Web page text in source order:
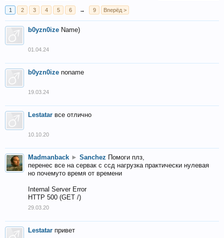
1 2 3 4 5 6 → 9 Вперёд >
b0yzn0ize Name)
01.04.24
b0yzn0ize noname
19.03.24
Lestatar все отлично
10.10.20
Madmanback ► Sanchez Помоги плз,
перенес все на сервак с ссд нагрузка практически нулевая
но почемуто время от времени
Internal Server Error
HTTP 500 (GET /)
29.03.20
Lestatar привет